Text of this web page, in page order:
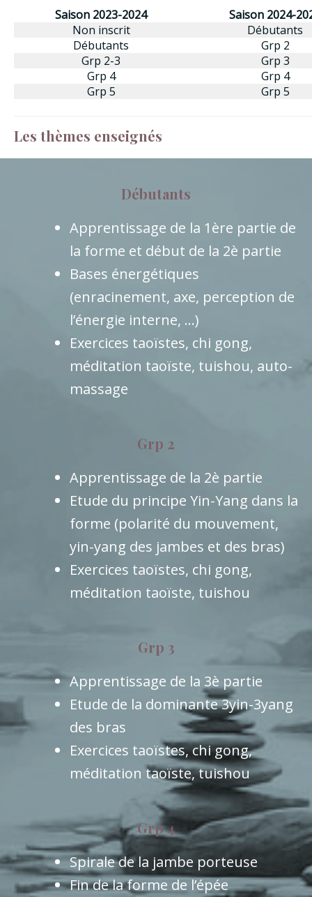
Saison 2023-2024
Saison 2024-
Non inscrit
Débutants
Débutants
Grp 2
Grp 2-3
Grp 3
Grp 4
Grp 4
Grp 5
Grp 5
Les thèmes enseignés
Débutants
Apprentissage de la 1ère partie de
la forme et début de la 2è partie
Bases énergétiques
(enracinement, axe, perception de
l’énergie interne, …)
Exercices taoïstes, chi gong,
méditation taoïste, tuishou, auto-
massage
Grp 2
Apprentissage de la 2è partie
Etude du principe Yin-Yang dans la
forme (polarité du mouvement,
yin-yang des jambes et des bras)
Exercices taoïstes, chi gong,
méditation taoïste, tuishou
Grp 3
Apprentissage de la 3è partie
Etude de la dominante 3yin-3yang
des bras
Exercices taoïstes, chi gong,
méditation taoïste, tuishou
Grp 4
Spirale de la jambe porteuse
Fin de la forme de l’épée